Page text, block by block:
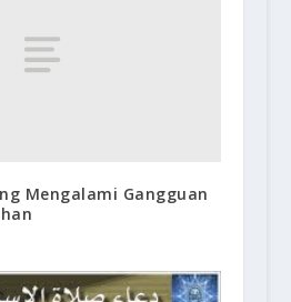
Mengalami Gangguan